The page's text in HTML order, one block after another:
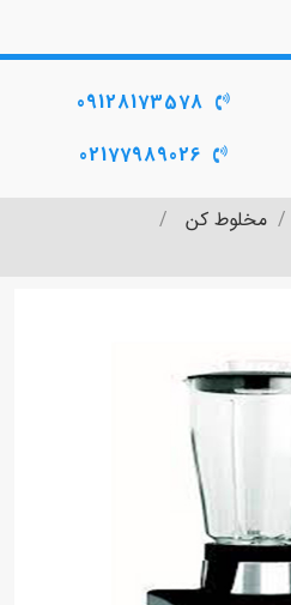
09128173578
02177989026
مخلوط کن